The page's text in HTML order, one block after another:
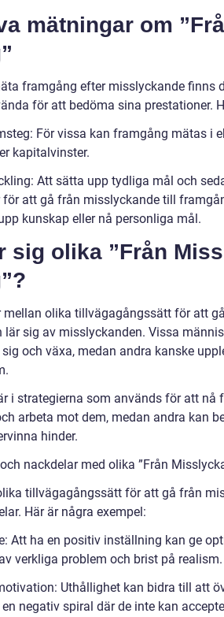
mätningar om
framgång efter misslyckande finns
för att bedöma sina prestationer.
För vissa kan framgång mätas i
kapitalvinster.
Att sätta upp tydliga mål och
att gå från misslyckande till
kunskap eller nå personliga mål.
sig olika ”Från
mellan olika tillvägagångssätt för att
lär sig av misslyckanden. Vissa
och växa, medan andra kanske
i strategierna som används för att
arbeta mot dem, medan andra kan
hinder.
nackdelar med olika ”Från
tillvägagångssätt för att gå från
Här är några exempel:
Att ha en positiv inställning kan ge
verkliga problem och brist på realism.
Uthållighet kan bidra till att
negativ spiral där de inte kan